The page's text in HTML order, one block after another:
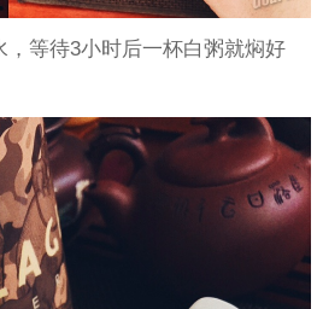
等待3小时后一杯白粥就焖好